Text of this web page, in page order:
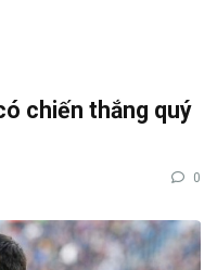
chiến thắng quý
0